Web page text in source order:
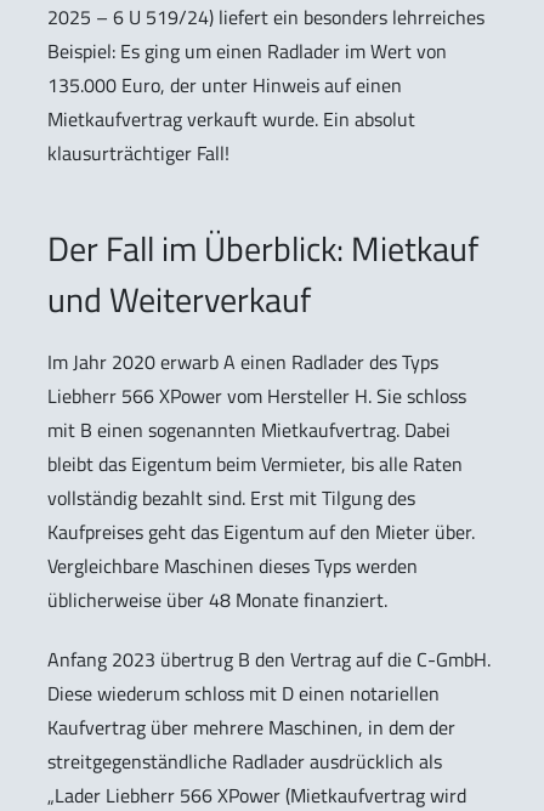
2025 – 6 U 519/24) liefert ein besonders lehrreiches
Beispiel: Es ging um einen Radlader im Wert von
135.000 Euro, der unter Hinweis auf einen
Mietkaufvertrag verkauft wurde. Ein absolut
klausurträchtiger Fall!
Der Fall im Überblick: Mietkauf
und Weiterverkauf
Im Jahr 2020 erwarb A einen Radlader des Typs
Liebherr 566 XPower vom Hersteller H. Sie schloss
mit B einen sogenannten Mietkaufvertrag. Dabei
bleibt das Eigentum beim Vermieter, bis alle Raten
vollständig bezahlt sind. Erst mit Tilgung des
Kaufpreises geht das Eigentum auf den Mieter über.
Vergleichbare Maschinen dieses Typs werden
üblicherweise über 48 Monate finanziert.
Anfang 2023 übertrug B den Vertrag auf die C-GmbH.
Diese wiederum schloss mit D einen notariellen
Kaufvertrag über mehrere Maschinen, in dem der
streitgegenständliche Radlader ausdrücklich als
„Lader Liebherr 566 XPower (Mietkaufvertrag wird